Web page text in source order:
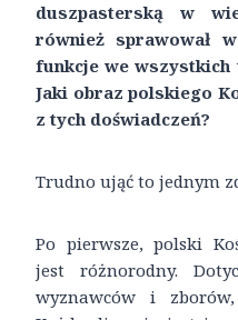
duszpasterską w
również sprawował
funkcje we wszystkich
Jaki obraz polskiego
z tych doświadczeń?
Trudno ująć to jednym
Po pierwsze, polski
jest różnorodny.
wyznawców i